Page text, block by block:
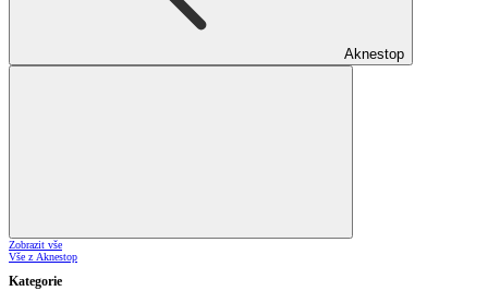
Aknestop
Zobrazit vše
Vše z Aknestop
Kategorie